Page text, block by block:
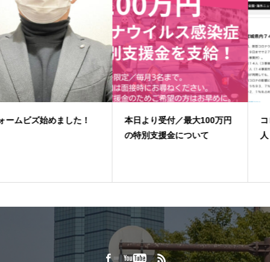
本日より受付／最大100万円
コロナ解雇、宮城県内７４
人 失業者増加続く